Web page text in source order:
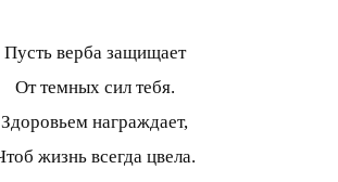
Пусть верба защищает
От темных сил тебя.
Здоровьем награждает,
жизнь всегда цвела.